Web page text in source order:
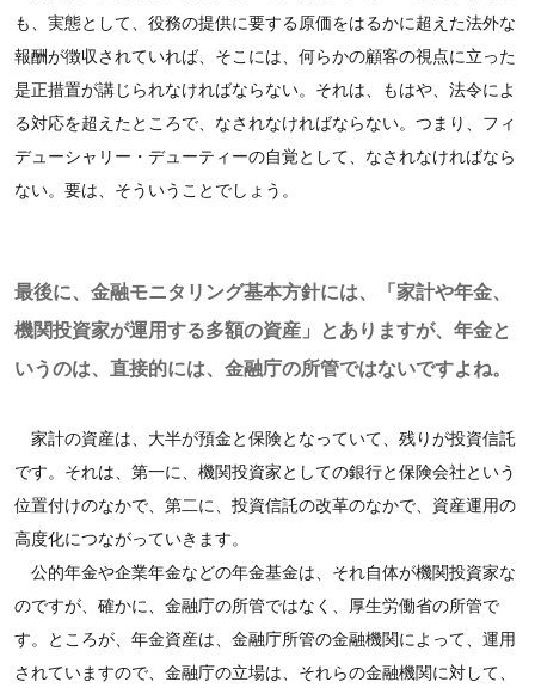
も、実態として、役務の提供に要する原価をはるかに超えた法外な
報酬が徴収されていれば、そこには、何らかの顧客の視点に立った
是正措置が講じられなければならない。それは、もはや、法令によ
る対応を超えたところで、なされなければならない。つまり、フィ
デューシャリー・デューティーの自覚として、なされなければなら
ない。要は、そういうことでしょう。
最後に、金融モニタリング基本方針には、「家計や年金、
機関投資家が運用する多額の資産」とありますが、年金と
いうのは、直接的には、金融庁の所管ではないですよね。
家計の資産は、大半が預金と保険となっていて、残りが投資信託
です。それは、第一に、機関投資家としての銀行と保険会社という
位置付けのなかで、第二に、投資信託の改革のなかで、資産運用の
高度化につながっていきます。
公的年金や企業年金などの年金基金は、それ自体が機関投資家な
のですが、確かに、金融庁の所管ではなく、厚生労働省の所管で
す。ところが、年金資産は、金融庁所管の金融機関によって、運用
されていますので、金融庁の立場は、それらの金融機関に対して、